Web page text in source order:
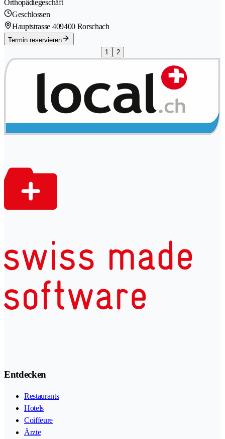
Orthopädiegeschäft
Geschlossen
Hauptstrasse 409400 Rorschach
Termin reservieren
1
2
Entdecken
Restaurants
Hotels
Coiffeure
Ärzte